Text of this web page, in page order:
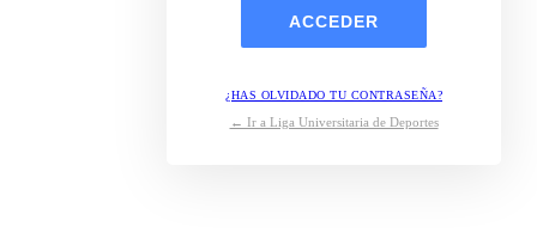
¿HAS OLVIDADO TU CONTRASEÑA?
← Ir a Liga Universitaria de Deportes